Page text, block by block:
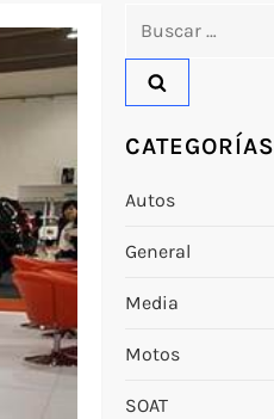
CATEGORÍAS
Autos
General
Media
Motos
SOAT